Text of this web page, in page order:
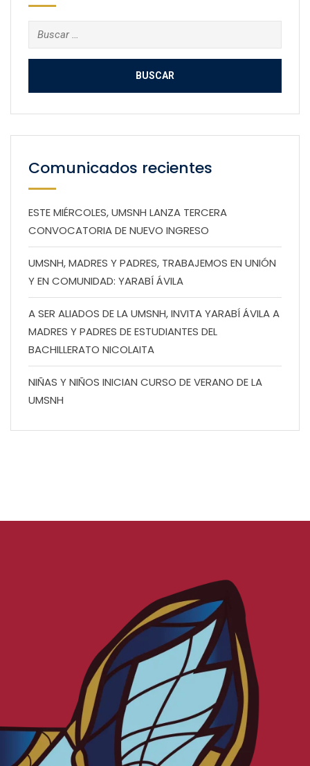
Buscar:
Comunicados recientes
ESTE MIÉRCOLES, UMSNH LANZA TERCERA
CONVOCATORIA DE NUEVO INGRESO
UMSNH, MADRES Y PADRES, TRABAJEMOS EN UNIÓN
Y EN COMUNIDAD: YARABÍ ÁVILA
A SER ALIADOS DE LA UMSNH, INVITA YARABÍ ÁVILA A
MADRES Y PADRES DE ESTUDIANTES DEL
BACHILLERATO NICOLAITA
NIÑAS Y NIÑOS INICIAN CURSO DE VERANO DE LA
UMSNH